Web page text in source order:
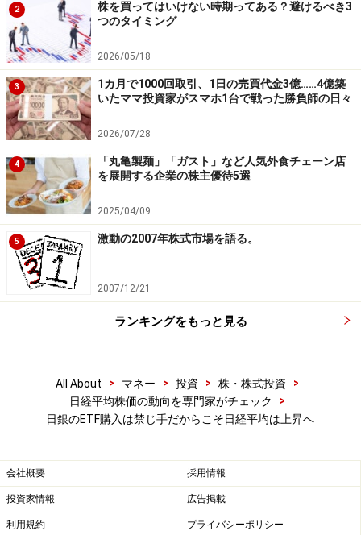
って年10～15兆円も買い越せば日経平均は4～5千円も上
がるでしょう。したがって、日銀がさらに増額もありう
るとの期待感を演出すれば、株価は上がっていくとおも
います。したがって日銀の今後のコメントには要注目で
す。
参考：日本株通信
※記載されている情報は、正確かつ信頼しうると判断し
た情報源から入手しておりますが、その正確性または完
全性を保証したものではありません。予告無く変更され
る場合があります。また、資産運用、投資はリスクを伴
います。投資に関する最終判断は、御自身の責任でお願
い申し上げます。
本記事の内容は一般的な情報提供を目的としており、特定の金融
商品や投資行動を推奨するものではありません。
投資や資産運用に関する最終的なご判断はご自身の責任において
行ってください。
などについて当社は一切の責任を負いません。
最新の情報や詳細については、必ず各金融機関やサービス提供者
の公式情報をご確認ください。
2
株を買ってはいけない時期ってある？避けるべき3
つのタイミング
2026/05/18
3
1カ月で1000回取引、1日の売買代金3億……4億築
いたママ投資家がスマホ1台で戦った勝負師の日々
2026/07/28
4
「丸亀製麺」「ガスト」など人気外食チェーン店
を展開する企業の株主優待5選
2025/04/09
5 激動の2007年株式市場を語る。
2007/12/21
ランキングをもっと見る
All About > マネー > 投資 > 株・株式投資
>
日経平均株価の動向を専門家がチェック
>
日銀のETF購入は禁じ手だからこそ日経平均は上昇へ
会社概要 採用情報
投資家情報 広告掲載
利用規約 プライバシーポリシー